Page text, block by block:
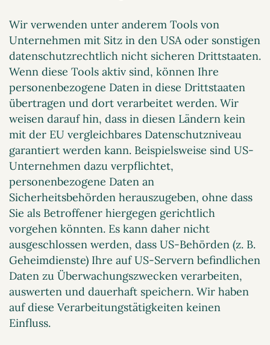
Wir verwenden unter anderem Tools von
Unternehmen mit Sitz in den USA oder sonstigen
datenschutzrechtlich nicht sicheren Drittstaaten.
Wenn diese Tools aktiv sind, können Ihre
personenbezogene Daten in diese Drittstaaten
übertragen und dort verarbeitet werden. Wir
weisen darauf hin, dass in diesen Ländern kein
mit der EU vergleichbares Datenschutzniveau
garantiert werden kann. Beispielsweise sind US-
Unternehmen dazu verpflichtet,
personenbezogene Daten an
Sicherheitsbehörden herauszugeben, ohne dass
Sie als Betroffener hiergegen gerichtlich
vorgehen könnten. Es kann daher nicht
ausgeschlossen werden, dass US-Behörden (z. B.
Geheimdienste) Ihre auf US-Servern befindlichen
Daten zu Überwachungszwecken verarbeiten,
auswerten und dauerhaft speichern. Wir haben
auf diese Verarbeitungstätigkeiten keinen
Einfluss.